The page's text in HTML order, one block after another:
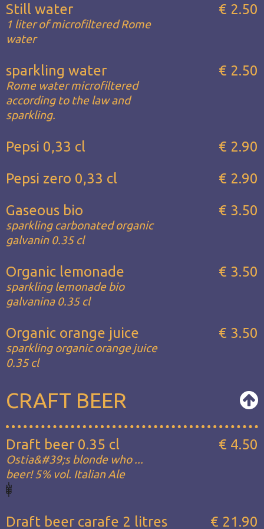
Still water
1 liter of microfiltered Rome
water
€ 2.50
sparkling water
Rome water microfiltered
according to the law and
sparkling.
€ 2.50
Pepsi 0,33 cl
€ 2.90
Pepsi zero 0,33 cl
€ 2.90
Gaseous bio
sparkling carbonated organic
galvanin 0.35 cl
€ 3.50
Organic lemonade
sparkling lemonade bio
galvanina 0.35 cl
€ 3.50
Organic orange juice
sparkling organic orange juice
0.35 cl
€ 3.50
CRAFT BEER
Draft beer 0.35 cl
Ostia&#39;s blonde who ...
beer! 5% vol. Italian Ale
€ 4.50
Draft beer carafe 2 litres € 21.90